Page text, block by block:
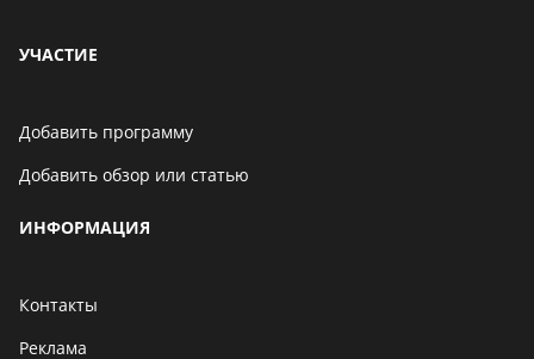
УЧАСТИЕ
Добавить программу
Добавить обзор или статью
ИНФОРМАЦИЯ
Контакты
Реклама